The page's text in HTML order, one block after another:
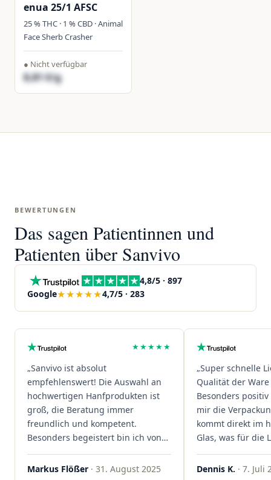
enua 25/1 AFSC
25 % THC · 1 % CBD · Animal
Face Sherb Crasher
● Nicht verfügbar
8,81 €/g
BEWERTUNGEN
Das sagen Patientinnen und
Patienten über Sanvivo
4,8/5 · 897
Google★★★★★4,7/5 · 283
★★★★★
„Sanvivo ist absolut
empfehlenswert! Die Auswahl an
hochwertigen Hanfprodukten ist
groß, die Beratung immer
freundlich und kompetent.
Besonders begeistert bin ich von
der schnellen Rezeptannahme –
alles läuft unkompliziert und
Markus Flößer · 31. August 2025
„Super schnelle
Qualität der
Besonders
mir die
kommt direkt im
Glas, was für die
ist. Ich bestelle
wieder!"
Dennis K. · 7. Juli